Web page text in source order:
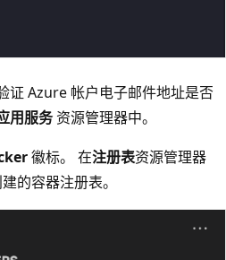
证 Azure 帐户电子邮件地址是否
用服务资源管理器中。
徽标。 在注册表资源管理器
的容器注册表。